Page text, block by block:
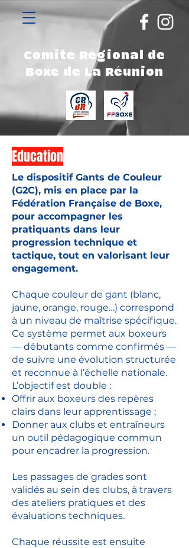
Comité Régional de
Boxe de La Réunion
Education
Le dispositif Gants de Couleur
(G2C), mis en place par la
Fédération Française de Boxe,
pour accompagner les
pratiquants dans leur
progression technique et
tactique, tout en valorisant leur
engagement.
Chaque couleur de gant (blanc,
jaune, orange, rouge…) correspond
à un niveau de maîtrise spécifique.
Ce système permet aux boxeurs
— débutants comme confirmés —
de suivre une évolution structurée
et reconnue à l’échelle nationale.
L’objectif est double :
Offrir aux boxeurs des repères
clairs dans leur apprentissage ;
Donner aux clubs et entraîneurs
un outil pédagogique commun
pour encadrer la progression.
Les passages de grades sont
validés au sein des clubs, à travers
des ateliers pratiques et des
évaluations techniques.
Chaque réussite est ensuite